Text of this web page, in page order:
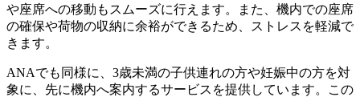
や座席への移動もスムーズに行えます。また、機内での座席
の確保や荷物の収納に余裕ができるため、ストレスを軽減で
きます。
ANAでも同様に、3歳未満の子供連れの方や妊娠中の方を対
象に、先に機内へ案内するサービスを提供しています。この